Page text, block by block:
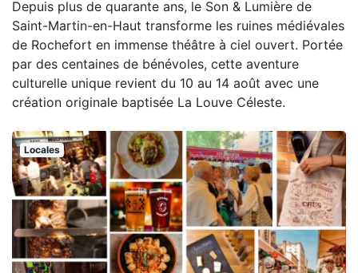
Depuis plus de quarante ans, le Son & Lumière de
Saint-Martin-en-Haut transforme les ruines médiévales
de Rochefort en immense théâtre à ciel ouvert. Portée
par des centaines de bénévoles, cette aventure
culturelle unique revient du 10 au 14 août avec une
création originale baptisée La Louve Céleste.
Locales